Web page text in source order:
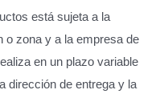
está sujeta a la
o zona y a la empresa de
en un plazo variable
dirección de entrega y la